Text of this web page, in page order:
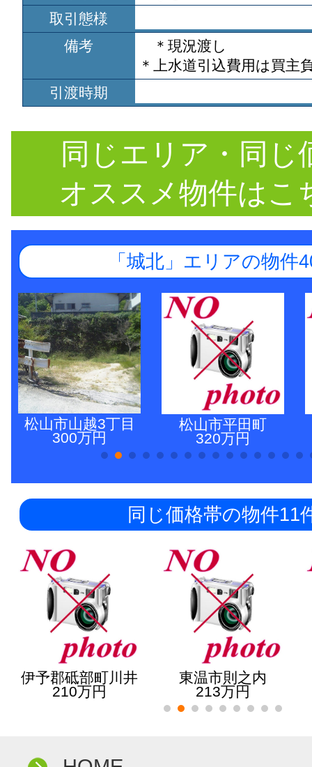
取引態様
備考
＊現況渡し
＊上水道引込費用は買主
引渡時期
同じエリア・同じ
オススメ物件はこ
「城北」エリアの物件
松山市山越3丁目
300万円
松山市平田町
320万円
同じ価格帯の物件11
伊予郡砥部町川井
210万円
東温市則之内
213万円